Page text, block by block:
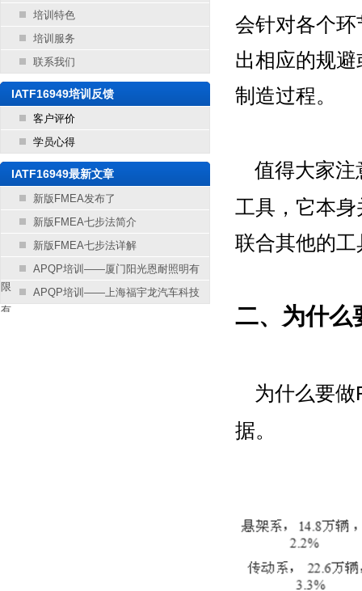
培训特色
培训服务
联系我们
IATF16949培训反馈
客户评价
学员心得
IATF16949最新文章
新版FMEA发布了
新版FMEA七步法简介
新版FMEA七步法详解
APQP培训——厦门阳光恩耐照明有
限
APQP培训——上海福宇龙汽车科技
有
会针对各个
出相应的规
制造过程。
值得大家注
工具，它本
联合其他的
二、为什么
为什么要
据。